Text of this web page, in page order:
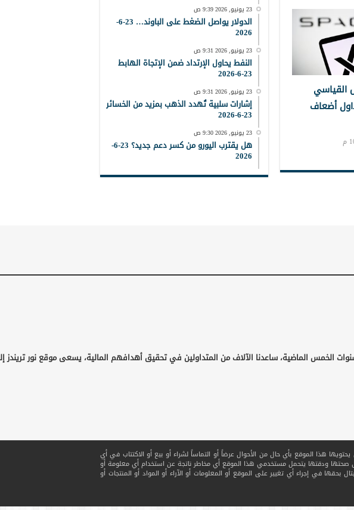
أضعاف
23 يونيو, 2026 9:39 ص
الدولار يواصل الضغط على الباوند… 23-6-
2026
23 يونيو, 2026 9:31 ص
النفط يحاول الإرتداد ضمن الإتجاة الهابط
23-6-2026
23 يونيو, 2026 9:31 ص
إشارات سلبية تُهدد الذهب بمزيد من الخسائر
23-6-2026
23 يونيو, 2026 9:30 ص
هل يقترب اليورو من كسر دعم جديد؟ 23-6-
2026
الخمس الماضية، ساعدنا الآلاف من المتداولين في تحقيق أهدافهم المالية، يسعى موقع نور تريندز
هذا الموقع بأي حال من الأحوال عرضاً أو التماساً لشراء أو بيع أو الاكتتاب في أي
ودقتها يتحمل مستخدمي هذا الموقع أي مخاطر ناتجة عن استخدام أي معلومة أو
بحقها في إجراء أي تغيير على الموقع أو المعلومات أو الآراء أو المواد أو المنتجات أو